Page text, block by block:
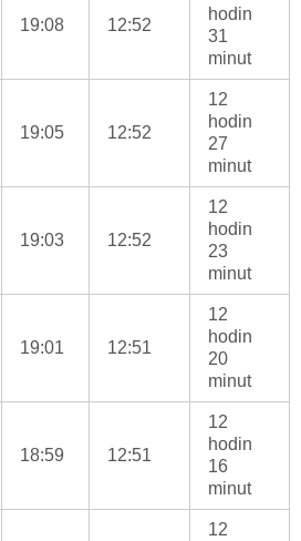
19:08 12:52
hodin
31
minut
19:05 12:52
12
hodin
27
minut
19:03 12:52
12
hodin
23
minut
19:01 12:51
12
hodin
20
minut
18:59 12:51
12
hodin
16
minut
12